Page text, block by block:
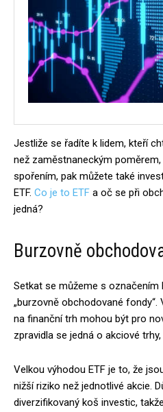
Jestliže se řadíte k lidem, kteří
než zaměstnaneckým
spořením, pak můžete také
ETF. Co je to ETF a oč se při
jedná?
Burzovně
Setkat se můžeme s označením
„burzovně obchodované
na finanční trh mohou být pro
zpravidla se jedná o akciové trhy,
Velkou výhodou ETF je to, že
nižší riziko než jednotlivé akcie.
diverzifikovaný koš investic,